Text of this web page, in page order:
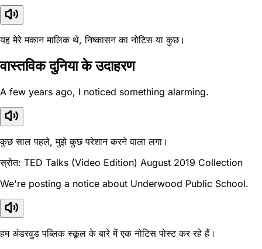
यह मेरे मकान मालिक थे, निष्कासन का नोटिस या कुछ।
वास्तविक दुनिया के उदाहरण
A few years ago, I noticed something alarming.
कुछ साल पहले, मुझे कुछ परेशान करने वाला लगा।
स्रोत: TED Talks (Video Edition) August 2019 Collection
We're posting a notice about Underwood Public School.
हम अंडरवुड पब्लिक स्कूल के बारे में एक नोटिस पोस्ट कर रहे हैं।